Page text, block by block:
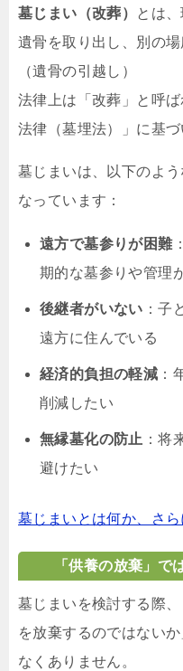
墓じまい（改葬）
とは
遺骨を取り出し、別の
（遺骨の引越し）
法律上は「改葬」と呼
法律（墓埋法）」に基づ
墓じまいは、以下のよ
なっています：
遠方で墓参りが困難
期的な墓参りや管理
後継者がいない ：子
遠方に住んでいる
経済的負担の軽減 ：
削減したい
無縁墓化の防止 ：将
避けたい
墓じまいとは何か、さ
「供養の放棄」で
墓じまいを検討する際
を放棄するのではない
なくありません。